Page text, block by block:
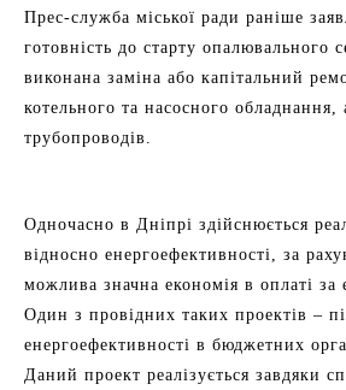
Прес-служба міської ради раніше
готовність до старту опалювального
виконана заміна або капітальний
котельного та насосного обладнання,
трубопроводів.
Одночасно в Дніпрі здійснюється
відносно енергоефективності, за
можлива значна економія в оплаті за
Один з провідних таких проектів –
енергоефективності в бюджетних
Даний проект реалізується завдяки